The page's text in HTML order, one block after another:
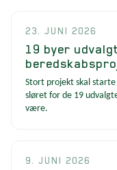
23. JUNI 2026
19 byer
Stort projekt skal
sløret for de 19
være.
9. JUNI 2026